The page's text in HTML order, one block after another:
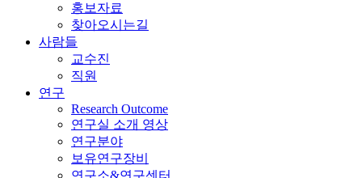
홍보자료
찾아오시는길
사람들
교수진
직원
연구
Research Outcome
연구실 소개 영상
연구분야
보유연구장비
연구소&연구센터